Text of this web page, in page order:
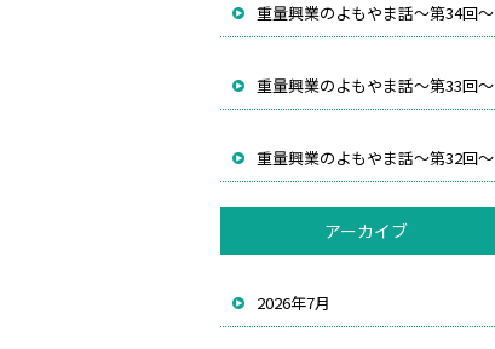
重量興業のよもやま話～第34回～
重量興業のよもやま話～第33回～
重量興業のよもやま話～第32回～
アーカイブ
2026年7月